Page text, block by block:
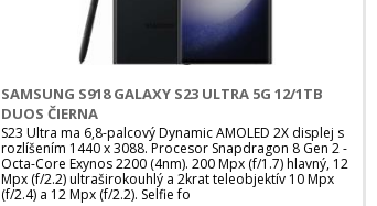
SAMSUNG S918 GALAXY S23 ULTRA 5G 12/1TB
DUOS ČIERNA
S23 Ultra ma 6,8-palcový Dynamic AMOLED 2X displej s
rozlíšením 1440 x 3088. Procesor Snapdragon 8 Gen 2 -
Octa-Core Exynos 2200 (4nm). 200 Mpx (f/1.7) hlavný, 12
Mpx (f/2.2) ultraširokouhlý a 2krat teleobjektív 10 Mpx
(f/2.4) a 12 Mpx (f/2.2). Selfie fo